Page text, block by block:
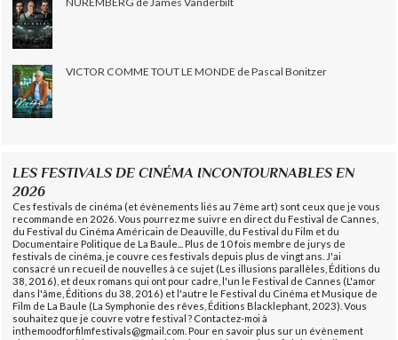
VICTOR COMME TOUT LE MONDE de Pascal Bonitzer
LES FESTIVALS DE CINÉMA INCONTOURNABLES EN
2026
Ces festivals de cinéma (et évènements liés au 7ème art) sont ceux que je vous
recommande en 2026. Vous pourrez me suivre en direct du Festival de Cannes,
du Festival du Cinéma Américain de Deauville, du Festival du Film et du
Documentaire Politique de La Baule... Plus de 10 fois membre de jurys de
festivals de cinéma, je couvre ces festivals depuis plus de vingt ans. J'ai
consacré un recueil de nouvelles à ce sujet (Les illusions parallèles, Éditions du
38, 2016), et deux romans qui ont pour cadre, l'un le Festival de Cannes (L'amor
dans l'âme, Éditions du 38, 2016) et l'autre le Festival du Cinéma et Musique de
Film de La Baule (La Symphonie des rêves, Éditions Blacklephant, 2023). Vous
souhaitez que je couvre votre festival ? Contactez-moi à
inthemoodforfilmfestivals@gmail.com. Pour en savoir plus sur un évènement